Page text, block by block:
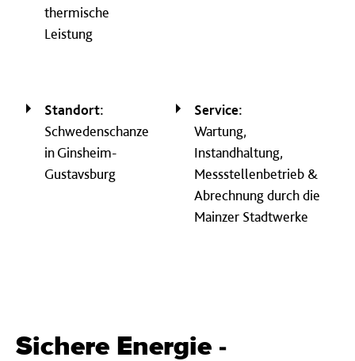
thermische
Leistung
Standort:
Schwedenschanze
in Ginsheim-
Gustavsburg
Service:
Wartung,
Instandhaltung,
Messstellenbetrieb &
Abrechnung durch die
Mainzer Stadtwerke
Sichere Energie -